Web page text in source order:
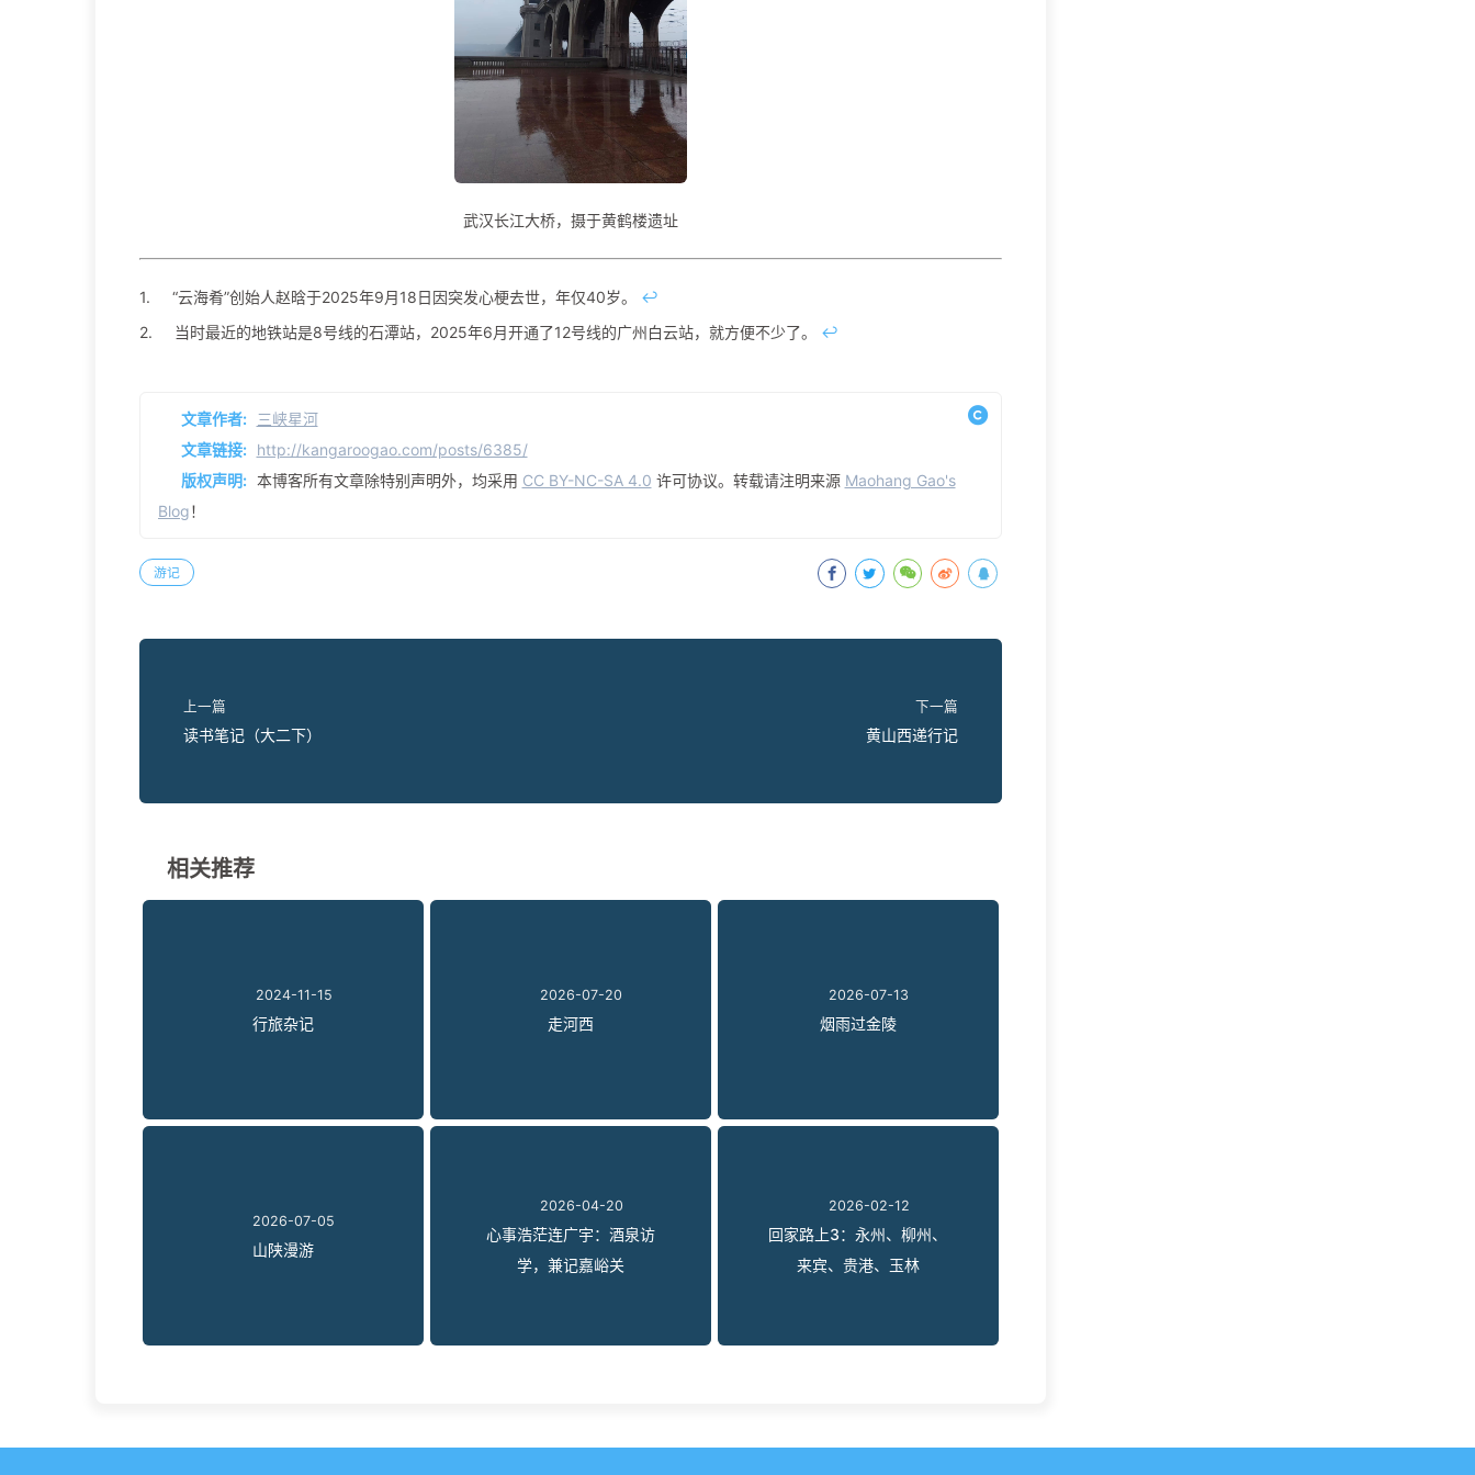
武汉长江大桥，摄于黄鹤楼遗址
1. “云海肴”创始人赵晗于2025年9月18日因突发心梗去世，年仅40岁。
↩
2.
当时最近的地铁站是8号线的石潭站，2025年6月开通了12号线的广州白云站，就方便不少了。 ↩
文章作者: 三峡星河
文章链接: http://kangaroogao.com/posts/6385/
版权声明: 本博客所有文章除特别声明外，均采用 CC BY-NC-SA 4.0 许可协议。转载请注明来源 Maohang Gao's
Blog！
游记
上一篇
读书笔记（大二下）
下一篇
黄山西递行记
相关推荐
2024-11-15
行旅杂记
2026-07-20
走河西
2026-07-13
烟雨过金陵
2026-07-05
山陕漫游
2026-04-20
心事浩茫连广宇：酒泉访
学，兼记嘉峪关
2026-02-12
回家路上3：永州、柳州、
来宾、贵港、玉林